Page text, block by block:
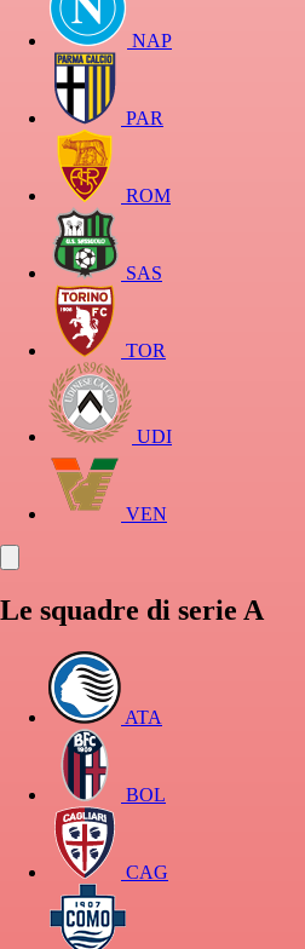
NAP
PAR
ROM
SAS
TOR
UDI
VEN
Le squadre di serie A
ATA
BOL
CAG